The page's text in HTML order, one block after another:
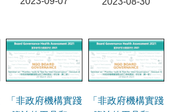
及租賃服務
投訴研討會
「非政府機構實踐
「非政府機構實踐